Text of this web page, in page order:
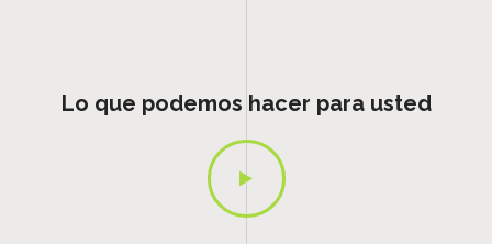
Lo que podemos hacer para usted